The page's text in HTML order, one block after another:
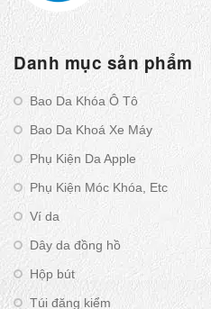
Danh mục sản phẩm
Bao Da Khóa Ô Tô
Bao Da Khoá Xe Máy
Phụ Kiện Da Apple
Phụ Kiện Móc Khóa, Etc
Ví da
Dây da đồng hồ
Hộp bút
Túi đăng kiểm